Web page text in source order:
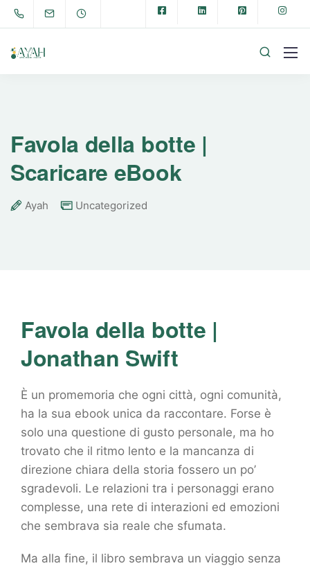
Favola della botte |
Scaricare eBook
Ayah Uncategorized
Favola della botte |
Jonathan Swift
È un promemoria che ogni città, ogni comunità,
ha la sua ebook unica da raccontare. Forse è
solo una questione di gusto personale, ma ho
trovato che il ritmo lento e la mancanza di
direzione chiara della storia fossero un po’
sgradevoli. Le relazioni tra i personaggi erano
complesse, una rete di interazioni ed emozioni
che sembrava sia reale che sfumata.
Ma alla fine, il libro sembrava un viaggio senza